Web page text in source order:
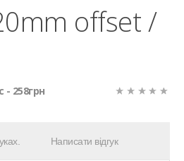
offset /
- 258грн
Написати відгук